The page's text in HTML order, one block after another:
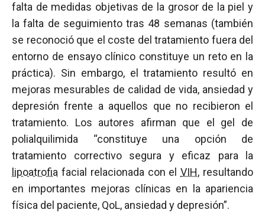
falta de medidas objetivas de la grosor de la piel y
la falta de seguimiento tras 48 semanas (también
se reconoció que el coste del tratamiento fuera del
entorno de ensayo clínico constituye un reto en la
práctica). Sin embargo, el tratamiento resultó en
mejoras mesurables de calidad de vida, ansiedad y
depresión frente a aquellos que no recibieron el
tratamiento. Los autores afirman que el gel de
polialquilimida “constituye una opción de
tratamiento correctivo segura y eficaz para la
lipoatrofia facial relacionada con elVIH, resultando
en importantes mejoras clínicas en la apariencia
física del paciente, QoL, ansiedad y depresión”.